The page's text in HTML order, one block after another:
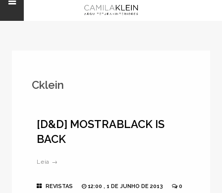
Cklein
[D&D] MOSTRABLACK IS
BACK
Leia →
REVISTAS 12:00 , 1 DE JUNHO DE 2013 0